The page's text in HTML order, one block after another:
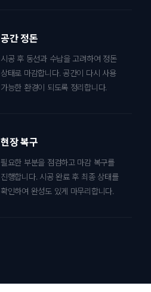
공간 정돈
시공 후 동선과 수납을 고려하여 정돈
상태로 마감합니다. 공간이 다시 사용
가능한 환경이 되도록 정리합니다.
현장 복구
필요한 부분을 점검하고 마감 복구를
진행합니다. 시공 완료 후 최종 상태를
확인하여 완성도 있게 마무리합니다.